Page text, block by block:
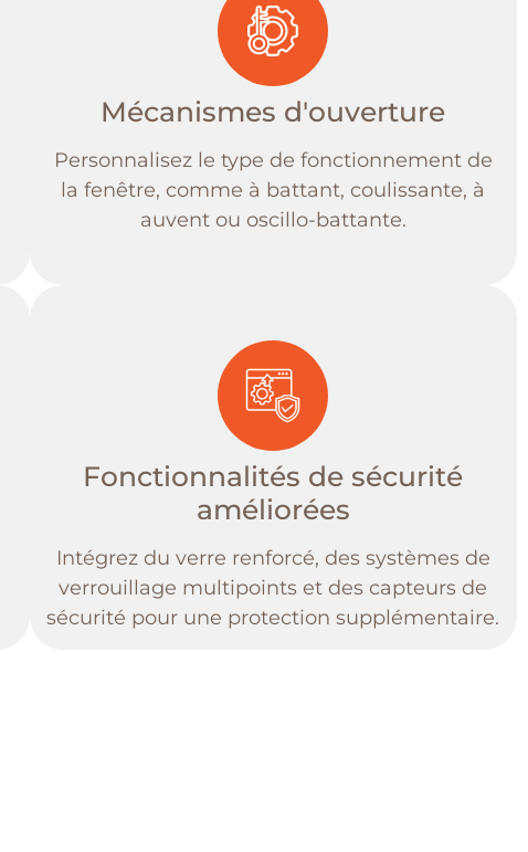
Mécanismes d'ouverture
Personnalisez le type de fonctionnement de
la fenêtre, comme à battant, coulissante, à
auvent ou oscillo-battante.
Fonctionnalités de sécurité
améliorées
Intégrez du verre renforcé, des systèmes de
verrouillage multipoints et des capteurs de
sécurité pour une protection supplémentaire.